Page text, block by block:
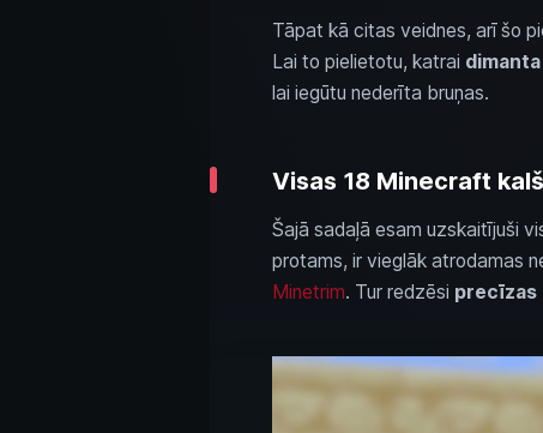
Tāpat kā citas veidnes, arī šo
Lai to pielietotu, katrai
lai iegūtu nederīta bruņas.
Visas 18 Minecraft
Šajā sadaļā esam uzskaitījuši
protams, ir vieglāk atrodamas
Minetrim. Tur redzēsi precīzas